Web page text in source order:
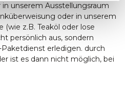
unserem Ausstellungsraum
oder in unserem
(wie z.B. Teaköl oder lose
persönlich aus, sondern
erledigen. durch
ist es dann nicht möglich, bei